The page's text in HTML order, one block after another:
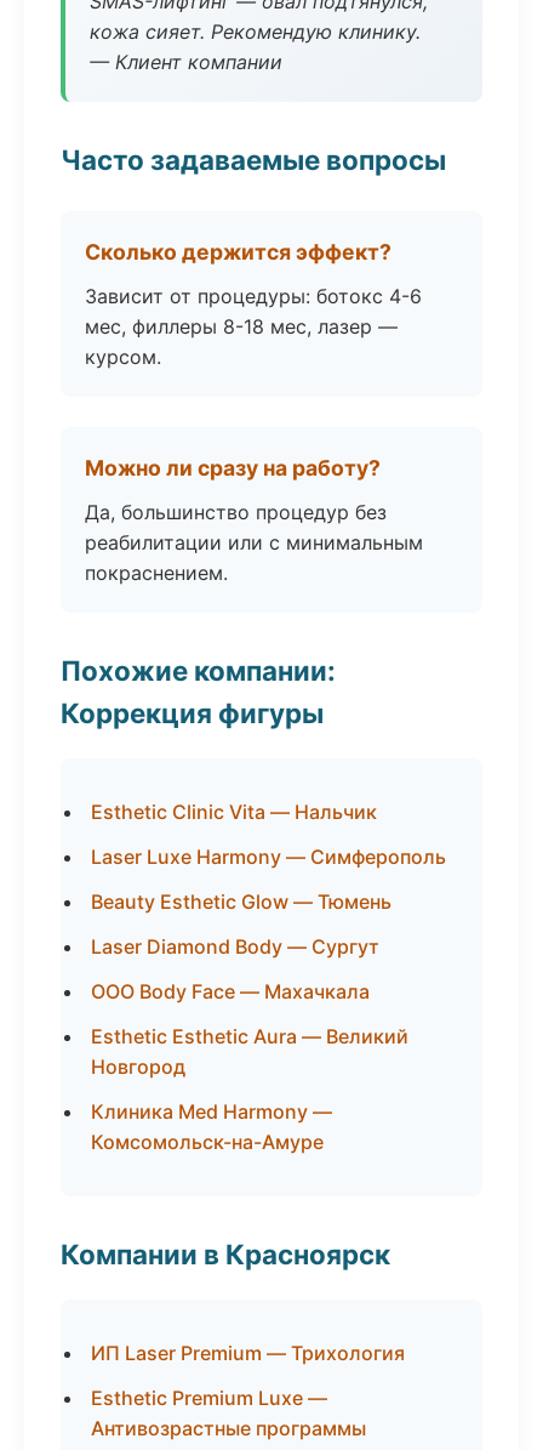
кожа сияет. Рекомендую клинику.
— Клиент компании
Часто задаваемые вопросы
Сколько держится эффект?
Зависит от процедуры: ботокс 4-6
мес, филлеры 8-18 мес, лазер —
курсом.
Можно ли сразу на работу?
Да, большинство процедур без
реабилитации или с минимальным
покраснением.
Похожие компании:
Коррекция фигуры
Esthetic Clinic Vita — Нальчик
Laser Luxe Harmony — Симферополь
Beauty Esthetic Glow — Тюмень
Laser Diamond Body — Сургут
ООО Body Face — Махачкала
Esthetic Esthetic Aura — Великий
Новгород
Клиника Med Harmony —
Комсомольск-на-Амуре
Компании в Красноярск
ИП Laser Premium — Трихология
Esthetic Premium Luxe —
Антивозрастные программы